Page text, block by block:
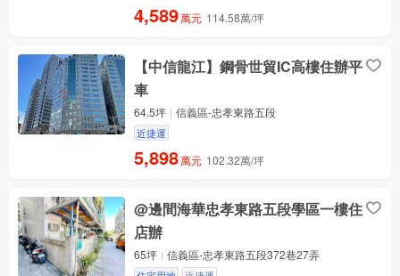
4,589萬元 114.58萬/坪
【中信龍江】鋼骨世貿IC高樓住辦平
車
64.5坪 信義區-忠孝東路五段
近捷運
5,898萬元 102.32萬/坪
@邊間海華忠孝東路五段學區一樓住
店辦
65坪 信義區-忠孝東路五段372巷27弄